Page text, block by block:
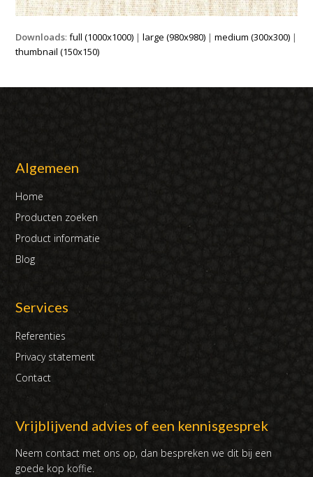
Downloads:full (1000x1000) |large (980x980) |medium (300x300) |
thumbnail (150x150)
Algemeen
Home
Producten zoeken
Product informatie
Blog
Services
Referenties
Privacy statement
Contact
Vrijblijvend advies of een kennisgesprek
Neem contact met ons op, dan bespreken we dit bij een
goede kop koffie.